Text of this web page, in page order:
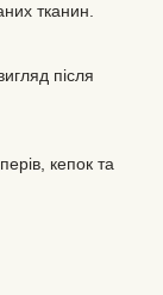
тканин.
після
кепок та